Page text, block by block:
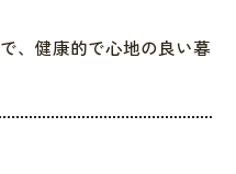
、健康的で心地の良い暮